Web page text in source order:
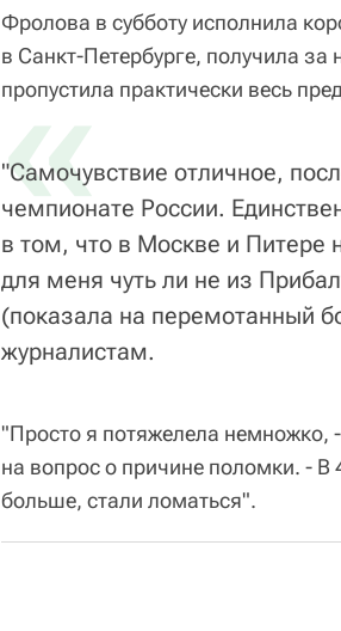
Фролова в субботу исполнила
в Санкт-Петербурге, получила за
пропустила практически весь
«
"Самочувствие отличное,
чемпионате России.
в том, что в Москве и Питере
для меня чуть ли не из
(показала на перемотанный
журналистам.
"Просто я потяжелела немножко,
на вопрос о причине поломки. -
больше, стали ломаться".